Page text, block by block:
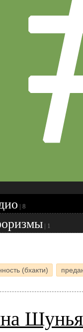
| 8
| 1
(бхакти)